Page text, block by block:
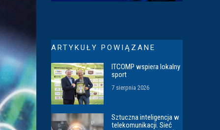
ARTYKUŁY POWIĄZANE
ITCOMP wspiera lokalny
sport
7 sierpnia 2026
Sztuczna inteligencja w
telekomunikacji. Sieć